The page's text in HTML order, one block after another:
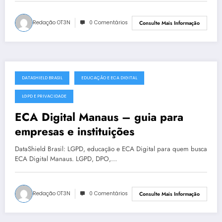
Redação OT3N 0 Comentários Consulte Mais Informação
julho 18, 2025
DATASHIELD BRASIL EDUCAÇÃO E ECA DIGITAL
LGPD E PRIVACIDADE
ECA Digital Manaus – guia para
empresas e instituições
DataShield Brasil: LGPD, educação e ECA Digital para quem busca
ECA Digital Manaus. LGPD, DPO,…
Redação OT3N 0 Comentários Consulte Mais Informação